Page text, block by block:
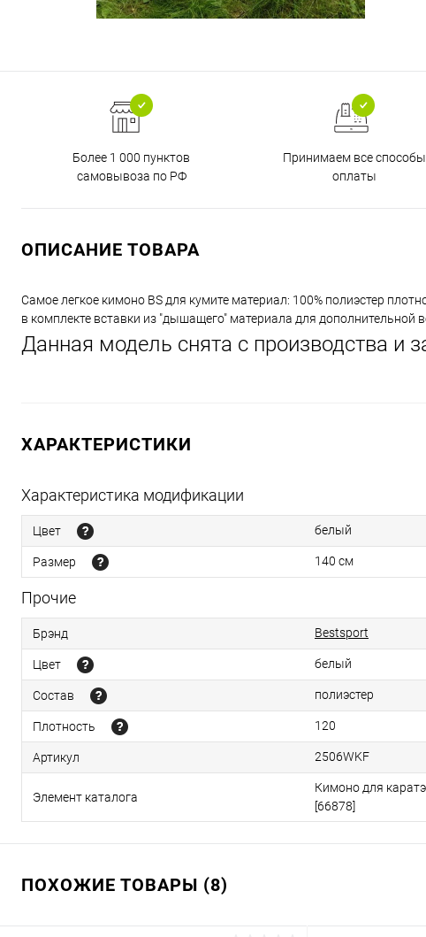
Более 1 000 пунктов
самовывоза по РФ
Принимаем все способы
оплаты
ОПИСАНИЕ ТОВАРА
Самое легкое кимоно BS для кумите материал: 100% полиэстер
в комплекте вставки из "дышащего" материала для дополнительной
Данная модель снята с производства и
ХАРАКТЕРИСТИКИ
Характеристика модификации
Цвет белый
Размер 140 см
Прочие
Брэнд Bestsport
Цвет белый
Состав полиэстер
Плотность 120
Артикул 2506WKF
Элемент каталога
Кимоно для
[66878]
ПОХОЖИЕ ТОВАРЫ (8)